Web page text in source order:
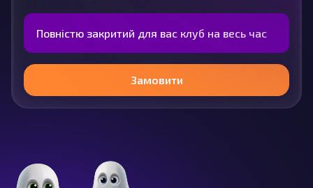
Повністю закритий для вас клуб на весь час
Замовити